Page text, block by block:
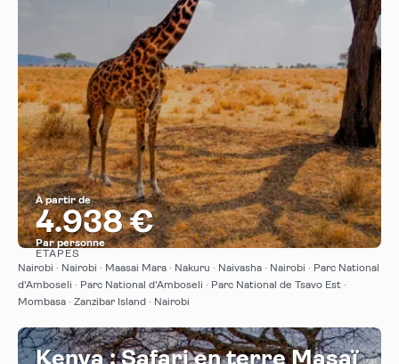
À partir de
4.938 €
Par personne
Afficher
ÉTAPES
Nairobi · Nairobi · Maasai Mara · Nakuru · Naivasha · Nairobi · Parc National
d'Amboseli · Parc National d'Amboseli · Parc National de Tsavo Est ·
Mombasa · Zanzibar Island · Nairobi
Kenya : Safari en terre Masaï